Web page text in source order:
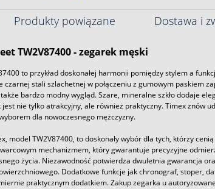
Produkty powiązane Dostawa i
TW2V87400 - zegarek męski
to przykład doskonałej harmonii pomiędzy stylem a
czarnej stali szlachetnej w połączeniu z gumowym paskiem
bardzo modny wygląd. Szare, mineralne szkło dodaje
nie tylko atrakcyjny, ale również praktyczny. Timex znów
dla nowoczesnego mężczyzny.
model TW2V87400, to doskonały wybór dla tych, którzy
mechanizmem, który gwarantuje precyzyjne
życia. Niezawodność potwierdza dwuletnia gwarancja
Dodatkowe funkcje jak chronograf, stoper,
praktycznym dodatkiem. Zakup zegarka u